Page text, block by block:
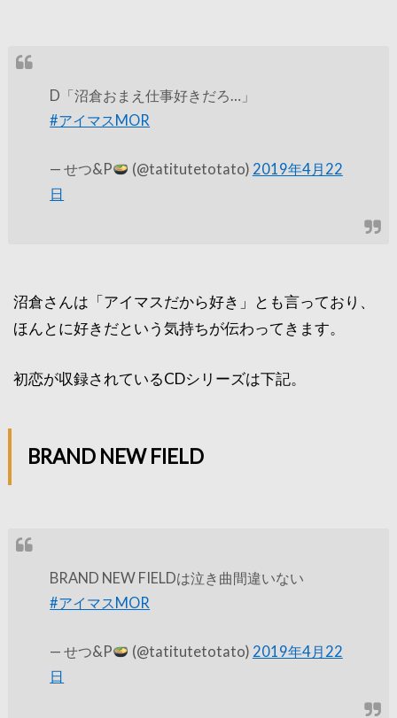
D「沼倉おまえ仕事好きだろ…」
#アイマスMOR
— せつ&P (@tatitutetotato) 2019年4月22
日
沼倉さんは「アイマスだから好き」とも言っており、
ほんとに好きだという気持ちが伝わってきます。
初恋が収録されているCDシリーズは下記。
BRAND NEW FIELD
BRAND NEW FIELDは泣き曲間違いない
#アイマスMOR
— せつ&P (@tatitutetotato) 2019年4月22
日